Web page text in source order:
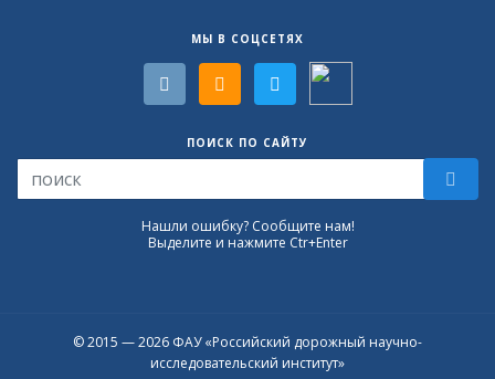
МЫ В СОЦСЕТЯХ
ПОИСК ПО САЙТУ
Нашли ошибку? Сообщите нам!
Выделите и нажмите Ctr+Enter
© 2015 — 2026 ФАУ «Российский дорожный научно-
исследовательский институт»